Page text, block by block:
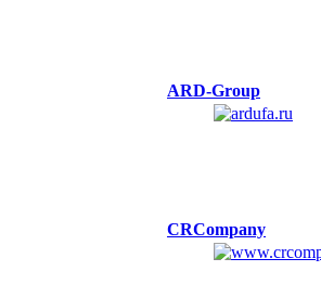
ARD-Group
CRCompany